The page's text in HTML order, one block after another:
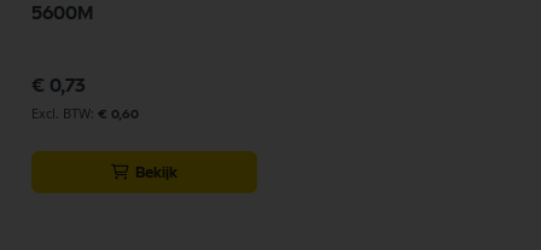
5600M
€ 0,73
€ 0,60
Bekijk